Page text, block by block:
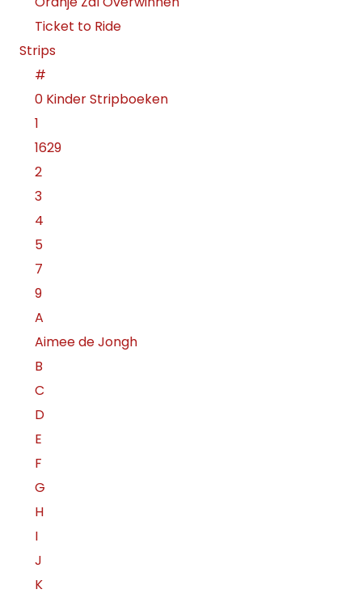
Ticket to Ride
Strips
#
0 Kinder Stripboeken
1
1629
2
3
4
5
7
9
A
Aimee de Jongh
B
C
D
E
F
G
H
I
J
K